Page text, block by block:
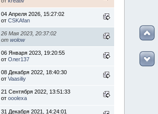
04 Апреля 2026, 15:27:02
отCSKAfan
26 Мая 2023, 20:37:02
отwolow
06 Января 2023, 19:20:55
отОлег137
08 Декабря 2022, 18:40:30
отVaasiliy
21 Сентября 2022, 13:51:33
отooolexa
31 Декабря 2021, 14:24:01